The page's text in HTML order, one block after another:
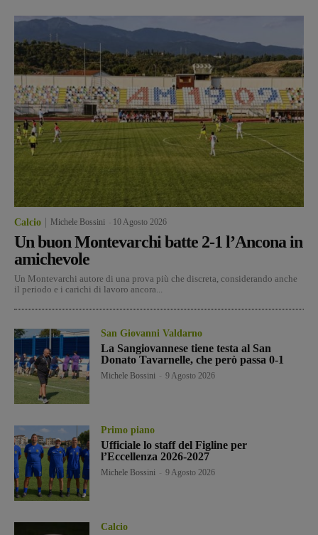
Calcio Michele Bossini 10 Agosto 2026
Un buon Montevarchi batte 2-1 l’Ancona in
amichevole
Un Montevarchi autore di una prova più che discreta, considerando anche
il periodo e i carichi di lavoro ancora...
San Giovanni Valdarno
La Sangiovannese tiene testa al San
Donato Tavarnelle, che però passa 0-1
Michele Bossini 9 Agosto 2026
Primo piano
Ufficiale lo staff del Figline per
l’Eccellenza 2026-2027
Michele Bossini 9 Agosto 2026
Calcio